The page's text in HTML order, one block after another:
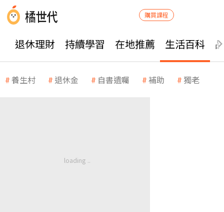
購買課程
退休理財 持續學習 在地推薦 生活百科
養生村 退休金 自書遺囑 補助 獨老